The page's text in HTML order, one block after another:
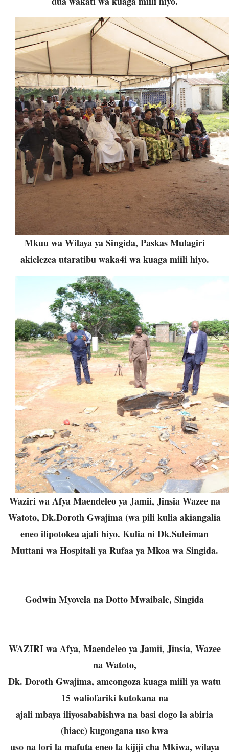
Mkuu wa Wilaya ya Singida, Paskas Mulagiri
akielezea utaratibu waka4i wa kuaga miili hiyo.
Waziri wa Afya Maendeleo ya Jamii, Jinsia Wazee na
Watoto, Dk.Doroth Gwajima (wa pili kulia akiangalia
eneo ilipotokea ajali hiyo. Kulia ni Dk.Suleiman
Muttani wa Hospitali ya Rufaa ya Mkoa wa Singida.
Godwin Myovela na Dotto Mwaibale, Singida
WAZIRI wa Afya, Maendeleo ya Jamii, Jinsia, Wazee
na Watoto,
Dk. Doroth Gwajima, ameongoza kuaga miili ya watu
15 waliofariki kutokana na
ajali mbaya iliyosababishwa na basi dogo la abiria
(hiace) kugongana uso kwa
uso na lori la mafuta eneo la kijiji cha Mkiwa, wilaya